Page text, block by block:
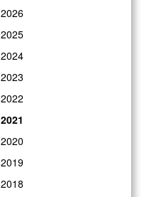
2026
2025
2024
2023
2022
2021
2020
2019
2018